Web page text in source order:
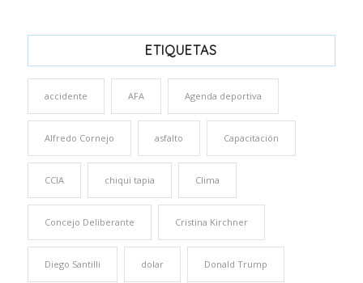
ETIQUETAS
accidente AFA Agenda deportiva
Alfredo Cornejo asfalto Capacitación
CCIA chiqui tapia Clima
Concejo Deliberante Cristina Kirchner
Diego Santilli dolar Donald Trump